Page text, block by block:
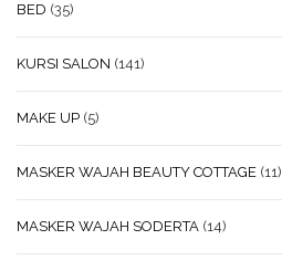
BED (35)
KURSI SALON (141)
MAKE UP (5)
MASKER WAJAH BEAUTY COTTAGE (11)
MASKER WAJAH SODERTA (14)